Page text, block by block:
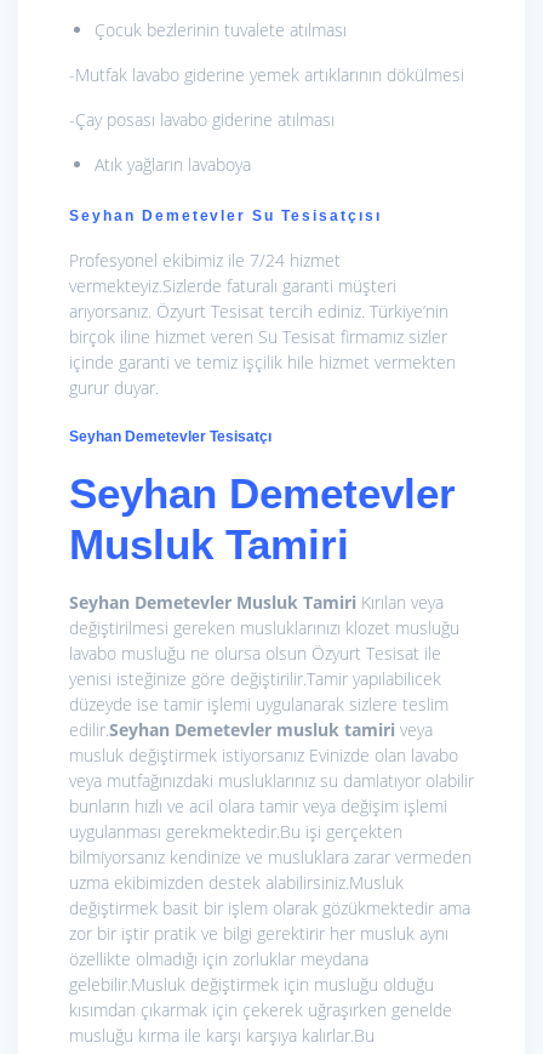
Çocuk bezlerinin tuvalete atılması
-Mutfak lavabo giderine yemek artıklarının dökülmesi
-Çay posası lavabo giderine atılması
Atık yağların lavaboya
Seyhan Demetevler Su Tesisatçısı
Profesyonel ekibimiz ile 7/24 hizmet
vermekteyiz.Sizlerde faturalı garanti müşteri
arıyorsanız. Özyurt Tesisat tercih ediniz. Türkiye’nin
birçok iline hizmet veren Su Tesisat firmamız sizler
içinde garanti ve temiz işçilik hile hizmet vermekten
gurur duyar.
Seyhan Demetevler Tesisatçı
Seyhan Demetevler
Musluk Tamiri
Seyhan Demetevler Musluk Tamiri Kırılan veya
değiştirilmesi gereken musluklarınızı klozet musluğu
lavabo musluğu ne olursa olsun Özyurt Tesisat ile
yenisi isteğinize göre değiştirilir.Tamir yapılabilicek
düzeyde ise tamir işlemi uygulanarak sizlere teslim
edilir.Seyhan Demetevler musluk tamiri veya
musluk değiştirmek istiyorsanız Evinizde olan lavabo
veya mutfağınızdaki musluklarınız su damlatıyor olabilir
bunların hızlı ve acil olara tamir veya değişim işlemi
uygulanması gerekmektedir.Bu işi gerçekten
bilmiyorsanız kendinize ve musluklara zarar vermeden
uzma ekibimizden destek alabilirsiniz.Musluk
değiştirmek basit bir işlem olarak gözükmektedir ama
zor bir iştir pratik ve bilgi gerektirir her musluk aynı
özellikte olmadığı için zorluklar meydana
gelebilir.Musluk değiştirmek için musluğu olduğu
kısımdan çıkarmak için çekerek uğraşırken genelde
musluğu kırma ile karşı karşıya kalırlar.Bu